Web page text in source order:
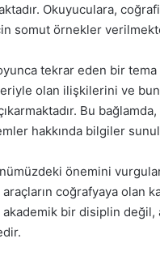
Okuyuculara,
somut örnekler
tekrar eden bir tema
olan ilişkilerini ve
Bu
hakkında bilgiler
önemini
coğrafyaya olan
bir disiplin değil,